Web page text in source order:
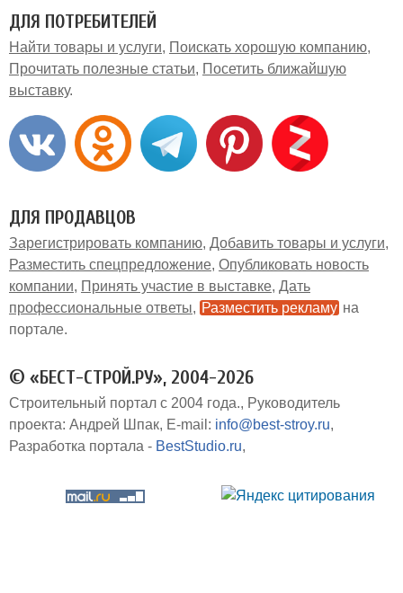
ДЛЯ ПОТРЕБИТЕЛЕЙ
Найти товары и услуги
Поискать хорошую компанию
Прочитать полезные статьи
Посетить ближайшую
выставку
ДЛЯ ПРОДАВЦОВ
Зарегистрировать компанию Добавить товары и услуги
Разместить спецпредложение Опубликовать новость
компании
Принять участие в выставке Дать
профессиональные ответы
Разместить рекламу на
портале
© «БЕСТ-СТРОЙ.РУ», 2004-2026
Строительный портал с 2004 года.
Руководитель
проекта: Андрей Шпак E-mail: info@best-stroy.ru
Разработка портала - BestStudio.ru